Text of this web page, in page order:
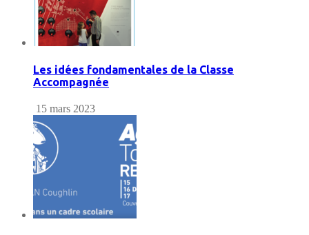
Les idées fondamentales de la Classe
Accompagnée
15 mars 2023